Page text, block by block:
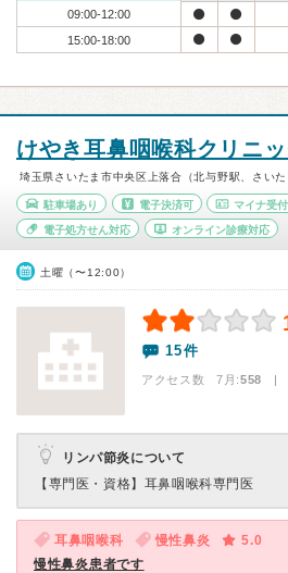
09:00-12:00
15:00-18:00
けやき耳鼻咽喉科クリニッ
埼玉県さいたま市中央区上落合（北与野駅、さいた
駐車場あり 電子決済可 マイナ受付
電子処方せん対応 オンライン診療対応
土曜（〜12:00）
15件
アクセス数 7月:558 |
リンパ節炎について
【専門医・資格】 耳鼻咽喉科専門医
耳鼻咽喉科 慢性鼻炎
5.0
慢性鼻炎患者です